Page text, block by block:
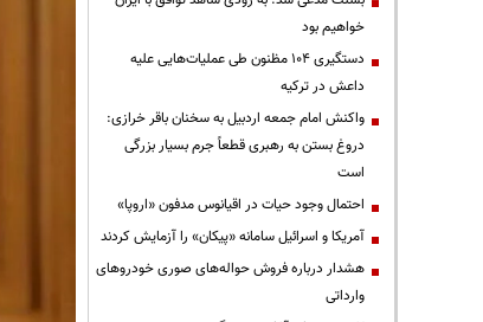
خواهیم بود
دستگیری ۱۰۴ مظنون طی عملیات‌هایی علیه
داعش در ترکیه
واکنش امام جمعه اردبیل به سخنان باقر خرازی:
دروغ بستن به رهبری قطعاً جرم بسیار بزرگی
است
احتمال وجود حیات در اقیانوس مدفون «اروپا»
آمریکا و اسرائیل سامانه «پیکان» را آزمایش کردند
هشدار درباره فروش حواله‌های صوری خودروهای
وارداتی